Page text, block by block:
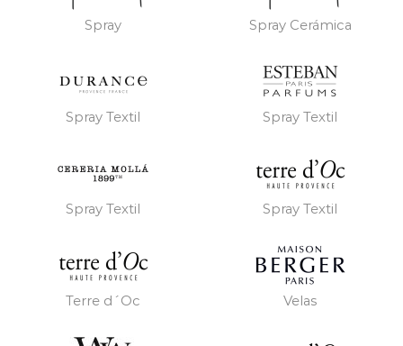
Spray Spray Cerámica
Spray Textil Spray Textil
Spray Textil Spray Textil
Terre d´Oc Velas